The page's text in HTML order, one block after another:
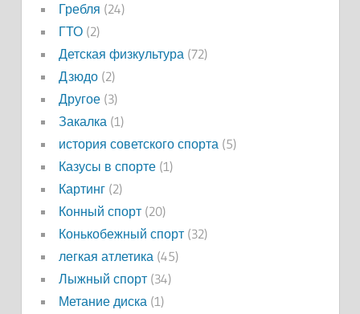
Гребля (24)
ГТО(2)
Детская физкультура(72)
Дзюдо(2)
Другое(3)
Закалка(1)
история советского спорта(5)
Казусы в спорте(1)
Картинг(2)
Конный спорт(20)
Конькобежный спорт(32)
легкая атлетика(45)
Лыжный спорт(34)
Метание диска(1)